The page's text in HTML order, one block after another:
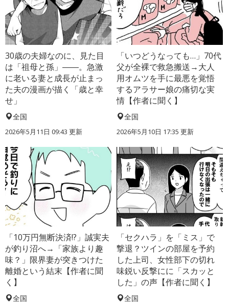
30歳の夫婦なのに、見た目
は「祖母と孫」――。急激
に老いる妻と成長が止まっ
た夫の漫画が描く「歳と幸
せ」
全国
2026年5月11日 09:43 更新
「いつどうなっても…」70代
父が全裸で救急搬送→大人
用オムツを手に最悪を覚悟
するアラサー娘の痛切な実
情【作者に聞く】
全国
2026年5月10日 17:35 更新
「10万円無断決済!?」誠実夫
が釣り沼へ→「家族より趣
味？」限界妻が突きつけた
離婚という結末【作者に聞
く】
全国
「セクハラ」を「ミス」で
撃退？ツインの部屋を予約
した上司、女性部下の切れ
味鋭い反撃にに「スカッと
した」の声【作者に聞く】
全国